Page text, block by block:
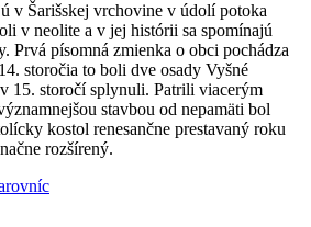
v Šarišskej vrchovine v údolí potoka
v neolite a v jej histórii sa spomínajú
Prvá písomná zmienka o obci pochádza
storočia to boli dve osady Vyšné
15. storočí splynuli. Patrili viacerým
stavbou od nepamäti bol
kostol renesančne prestavaný roku
rozšírený.